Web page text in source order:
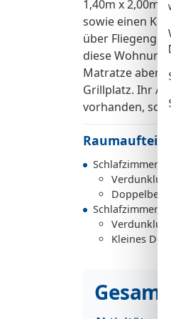
1,40m x
sowie einen
über
diese Wohnung
Matratze aber
Grillplatz. Ihr
vorhanden,
Schlafzimmer, 2
Doppelbett
Schlafzimmer, 2
Kleines